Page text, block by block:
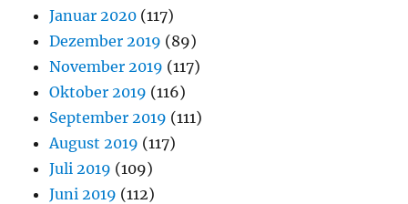
Januar 2020 (117)
Dezember 2019 (89)
November 2019 (117)
Oktober 2019 (116)
September 2019 (111)
August 2019 (117)
Juli 2019 (109)
Juni 2019 (112)